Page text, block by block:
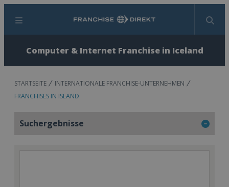
Menü Suchen
Computer & Internet Franchise in Iceland
STARTSEITE
INTERNATIONALE FRANCHISE-UNTERNEHMEN
FRANCHISES IN ISLAND
Suchergebnisse